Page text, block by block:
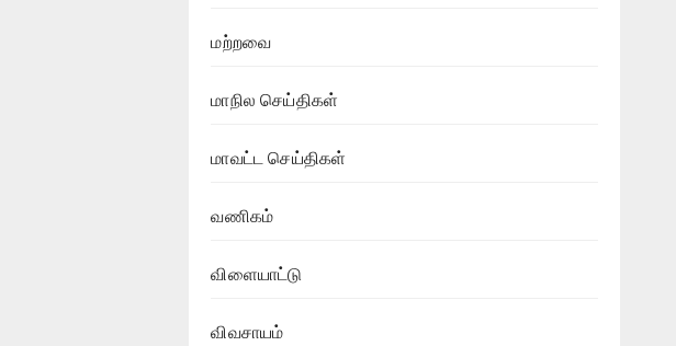
மற்றவை
மாநில செய்திகள்
மாவட்ட செய்திகள்
வணிகம்
விளையாட்டு
விவசாயம்